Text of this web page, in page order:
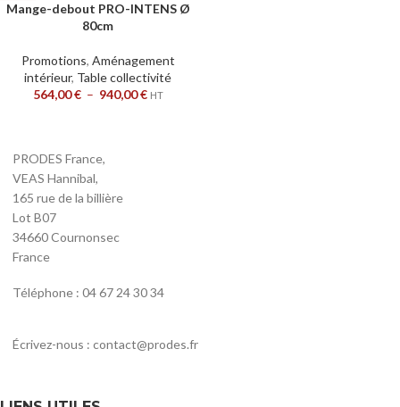
Mange-debout PRO-INTENS Ø
80cm
Promotions, Aménagement
intérieur, Table collectivité
564,00€ – 940,00€ HT
PRODES France,
VEAS Hannibal,
165 rue de la billière
Lot B07
34660 Cournonsec
France
Téléphone : 04 67 24 30 34
Écrivez-nous : contact@prodes.fr